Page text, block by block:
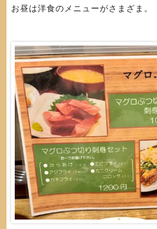
お昼は洋食のメニューがさまざま。